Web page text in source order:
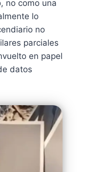
no como una
lo
no
parciales
en papel
datos